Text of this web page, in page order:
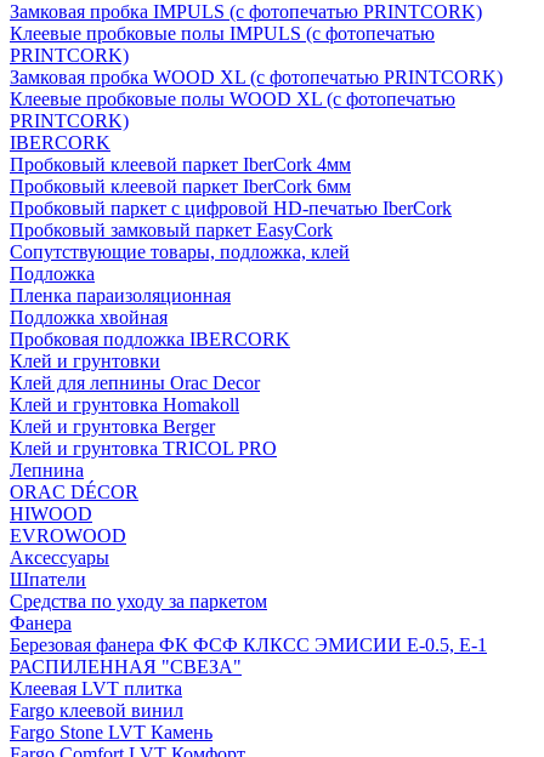
Замковая пробка IMPULS (с фотопечатью PRINTCORK)
Клеевые пробковые полы IMPULS (с фотопечатью
PRINTCORK)
Замковая пробка WOOD XL (с фотопечатью PRINTCORK)
Клеевые пробковые полы WOOD XL (с фотопечатью
PRINTCORK)
IBERCORK
Пробковый клеевой паркет IberCork 4мм
Пробковый клеевой паркет IberCork 6мм
Пробковый паркет с цифровой HD-печатью IberCork
Пробковый замковый паркет EasyCork
Сопутствующие товары, подложка, клей
Подложка
Пленка параизоляционная
Подложка хвойная
Пробковая подложка IBERCORK
Клей и грунтовки
Клей для лепнины Orac Decor
Клей и грунтовка Homakoll
Клей и грунтовка Berger
Клей и грунтовка TRICOL PRO
Лепнина
ORAC DÉCOR
HIWOOD
EVROWOOD
Аксессуары
Шпатели
Средства по уходу за паркетом
Фанера
Березовая фанера ФК ФСФ КЛКСС ЭМИСИИ Е-0.5, Е-1
РАСПИЛЕННАЯ "СВЕЗА"
Клеевая LVT плитка
Fargo клеевой винил
Fargo Stone LVT Камень